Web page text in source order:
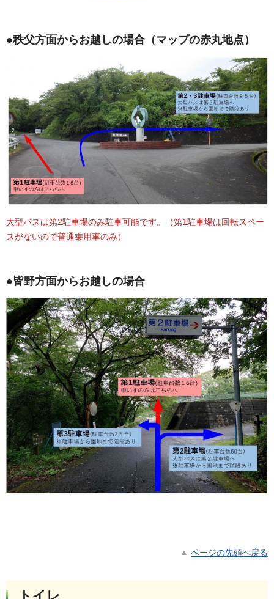
●秩父方面からお越しの場合（マップの赤丸地点）
大型バスは第2駐車場のみ駐車可能です。（第1駐車場は回転スペー
スがないので普通乗用車のみ）
●皆野方面からお越しの場合
ページの先頭へ戻る
トイレ